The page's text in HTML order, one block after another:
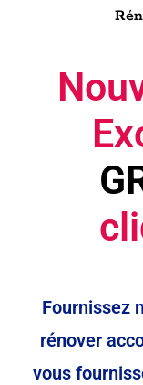
Fournissez
rénover
vous